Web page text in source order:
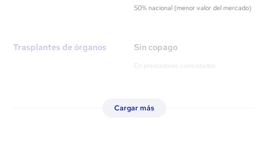
50% nacional (menor valor del mercado)
Trasplantes de órganos Sin copago
En prestadores contratados
Cargar más